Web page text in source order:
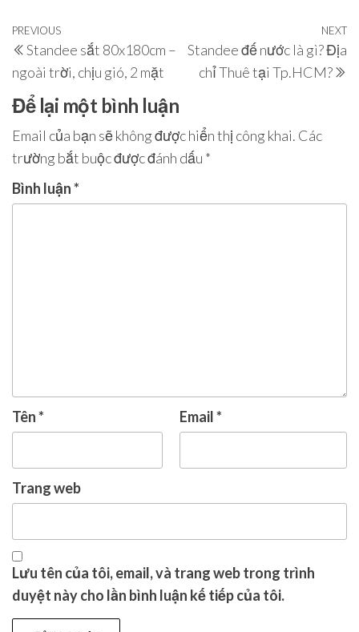
Điều
hướng
bài
viết
Previous
Post
PREVIOUS
Standee sắt 80x180cm –
ngoài trời, chịu gió, 2 mặt
NEXT
Standee đế nước là gì? Địa
chỉ Thuê tại Tp.HCM?
Để lại một bình luận
Email của bạn sẽ không được hiển thị công khai. Các
trường bắt buộc được đánh dấu *
Bình luận*
Tên* Email*
Trang web
Lưu tên của tôi, email, và trang web trong trình
duyệt này cho lần bình luận kế tiếp của tôi.